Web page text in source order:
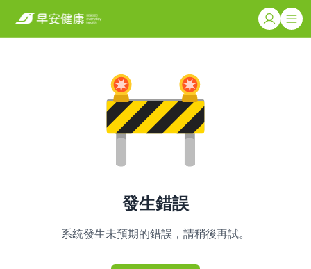
發生錯誤
系統發生未預期的錯誤，請稍後再試。